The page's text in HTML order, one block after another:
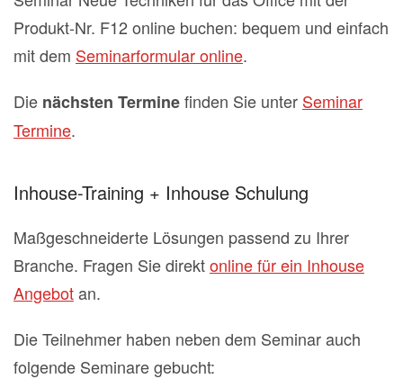
Produkt-Nr. F12 online buchen: bequem und einfach
mit dem Seminarformular online.
Die nächsten Terminefinden Sie unter Seminar
Termine.
Inhouse-Training + Inhouse Schulung
Maßgeschneiderte Lösungen passend zu Ihrer
Branche. Fragen Sie direktonline für ein Inhouse
Angebotan.
Die Teilnehmer haben neben dem Seminar auch
folgende Seminare gebucht: